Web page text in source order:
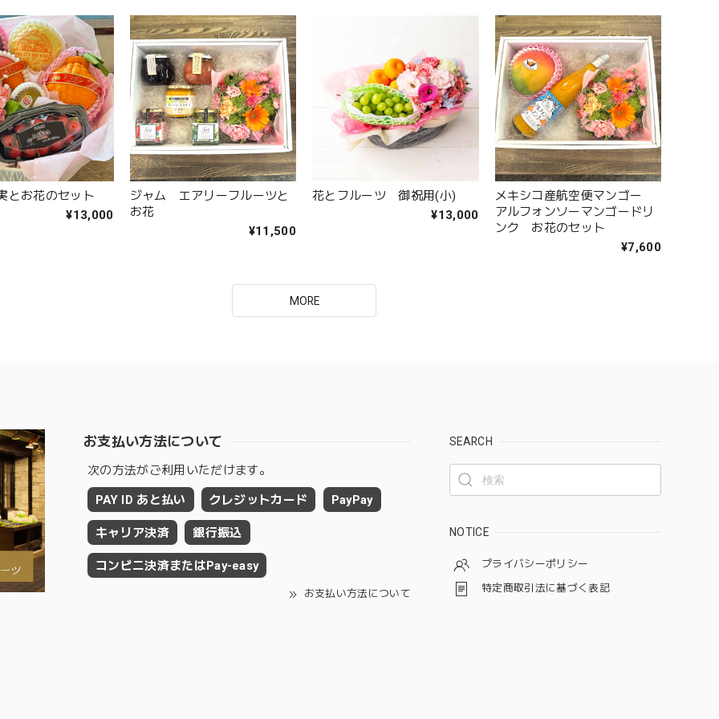
お花のセット
¥13,000
ジャム エアリーフルーツと
お花
¥11,500
花とフルーツ 御祝用(小)
¥13,000
メキシコ産航空便マンゴー
アルフォンソーマンゴードリ
ンク お花のセット
¥7,600
MORE
お支払い方法について
次の方法がご利用いただけます。
PAY ID あと払い クレジットカード PayPay
キャリア決済 銀行振込
コンビニ決済またはPay-easy
お支払い方法について
SEARCH
NOTICE
プライバシーポリシー
特定商取引法に基づく表記